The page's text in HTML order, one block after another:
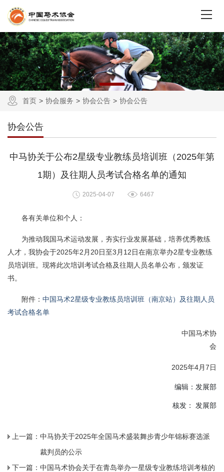
首页 协会服务 协会公告 协会公告
协会公告
中马协关于公布2星级专业教练员培训班（2025年第
1期）及往期人员考试合格名单的通知
2025-04-07 6467
各有关单位和个人：
为推动我国马术运动发展，夯实行业发展基础，培养优秀教练
人才，我协会于2025年2月20日至3月12日在南京举办2星专业教练
员培训班。现将此次培训考试合格及往期人员名单公布，颁发证
书。
附件： 中国马术2星级专业教练员培训班（南京站）及往期人员
考试合格名单
中国马术协
会
2025年4月7日
编辑：发展部
核发： 发展部
上一篇： 中马协关于2025年全国马术盛装舞步青少年锦标赛选派
裁判员的公示
下一篇： 中国马术协会关于在青岛举办一星级专业教练培训考核的